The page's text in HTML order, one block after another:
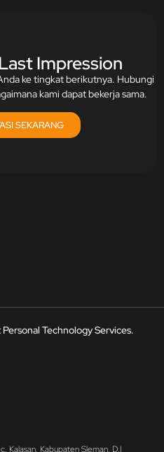
Impression
ke tingkat berikutnya. Hubungi
kami dapat bekerja sama.
SEKARANG
Technology Services.
Kalasan, Kabupaten Sleman, D.I